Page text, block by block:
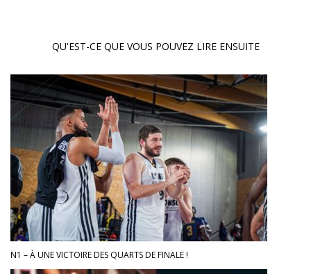
QU'EST-CE QUE VOUS POUVEZ LIRE ENSUITE
N1 – À UNE VICTOIRE DES QUARTS DE FINALE !